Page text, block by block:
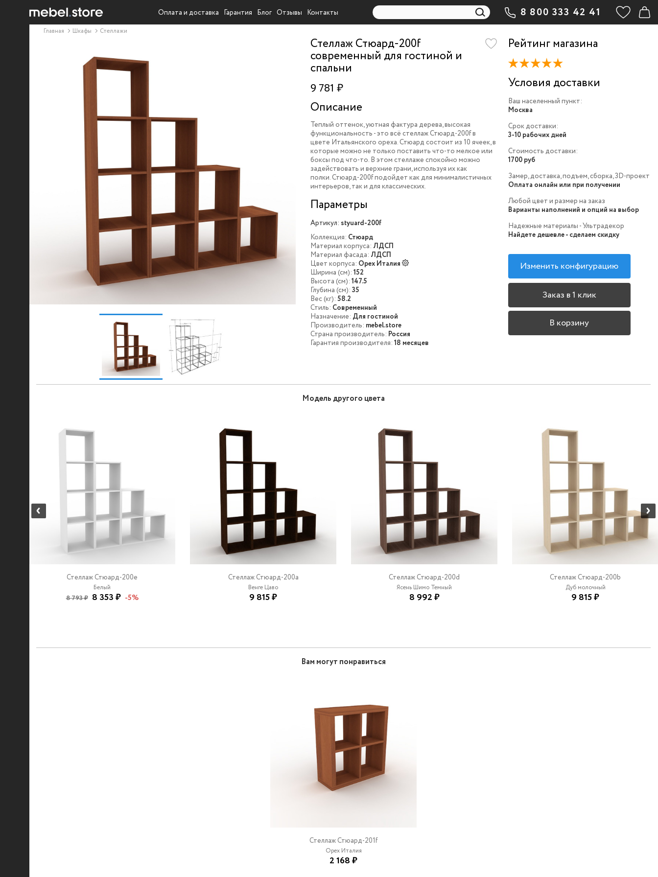
Оплата и доставка Гарантия Блог Отзывы Контакты 8 800 333 42 41
Главная Шкафы Стеллажи
Стеллаж Стюард-200f
современный для гостиной и
спальни
9 781 ₽
Описание
Теплый оттенок, уютная фактура дерева, высокая
функциональность - это всё стеллаж Стюард-200f в
цвете Итальянского ореха. Стюард состоит из 10 ячеек, в
которые можно не только поставить что-то мелкое или
боксы под что-то. В этом стеллаже спокойно можно
задействовать и верхние грани, используя их как
полки. Стюард-200f подойдет как для минималистичных
интерьеров, так и для классических.
Параметры
Артикул: styuard-200f
Коллекция: Стюард
Материал корпуса: ЛДСП
Материал фасада: ЛДСП
Цвет корпуса: Орех Италия
Ширина (см): 152
Высота (см): 147.5
Глубина (см): 35
Вес (кг): 58.2
Стиль: Современный
Назначение: Для гостиной
Производитель: mebel.store
Страна производитель: Россия
Гарантия производителя: 18 месяцев
Рейтинг магазина
Условия доставки
Ваш населенный пункт:
Москва
Срок доставки:
3-10 рабочих дней
Стоимость доставки:
1700 руб
Замер, доставка, подъем, сборка, 3D-проект
Оплата онлайн или при получении
Любой цвет и размер на заказ
Варианты наполнений и опций на выбор
Надежные материалы - Ультрадекор
Найдете дешевле - сделаем скидку
Изменить конфигурацию
Заказ в 1 клик
В корзину
Модель другого цвета
Стеллаж Стюард-200e
Белый
8 793 ₽ 8 353 ₽ -5%
Стеллаж Стюард-200a
Венге Цаво
9 815 ₽
Стеллаж Стюард-200d
Ясень Шимо Темный
8 992 ₽
Стеллаж Стюард-200b
Дуб молочный
9 815 ₽
Вам могут понравиться
Стеллаж Стюард-201f
Орех Италия
2 168 ₽